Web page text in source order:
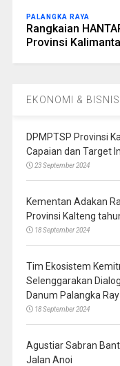
PALANGKA RAYA
Rangkaian
Provinsi
EKONOMI & BISNIS
DPMPTSP Provinsi
Capaian dan Target
23 September 2024
Kementan Adakan
Provinsi Kalteng
18 September 2024
Tim Ekosistem
Selenggarakan
Danum Palangka
18 September 2024
Agustiar Sabran
Jalan Anoi